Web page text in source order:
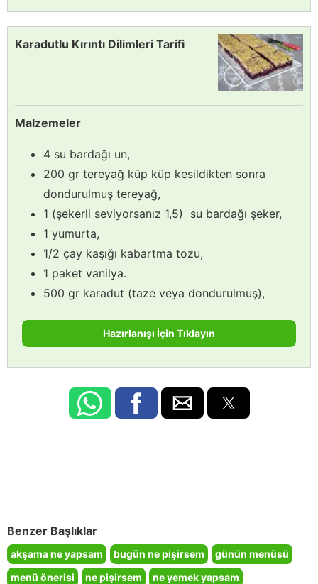
Karadutlu Kırıntı Dilimleri Tarifi
Malzemeler
4 su bardağı un,
200 gr tereyağ küp küp kesildikten sonra
dondurulmuş tereyağ,
1 (şekerli seviyorsanız 1,5) su bardağı şeker,
1 yumurta,
1/2 çay kaşığı kabartma tozu,
1 paket vanilya.
500 gr karadut (taze veya dondurulmuş),
Hazırlanışı İçin Tıklayın
Benzer Başlıklar
akşama ne yapsam bugün ne pişirsem
günün menüsü
menü önerisi
ne pişirsem
ne yemek yapsam